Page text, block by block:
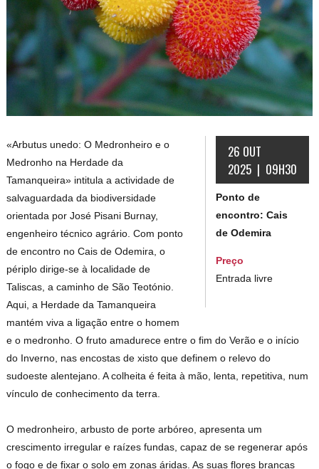
26 OUT
2025 | 09H30
Ponto de
encontro: Cais
de Odemira
Preço
Entrada livre
«Arbutus unedo: O Medronheiro e o
Medronho na Herdade da
Tamanqueira» intitula a actividade de
salvaguardada da biodiversidade
orientada por José Pisani Burnay,
engenheiro técnico agrário. Com ponto
de encontro no Cais de Odemira, o
périplo dirige-se à localidade de
Taliscas, a caminho de São Teotónio.
Aqui, a Herdade da Tamanqueira
mantém viva a ligação entre o homem
e o medronho. O fruto amadurece entre o fim do Verão e o início
do Inverno, nas encostas de xisto que definem o relevo do
sudoeste alentejano. A colheita é feita à mão, lenta, repetitiva, num
vínculo de conhecimento da terra.
O medronheiro, arbusto de porte arbóreo, apresenta um
crescimento irregular e raízes fundas, capaz de se regenerar após
o fogo e de fixar o solo em zonas áridas. As suas flores brancas